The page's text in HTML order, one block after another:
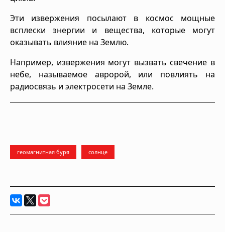
Эти извержения посылают в космос мощные
всплески энергии и вещества, которые могут
оказывать влияние на Землю.
Например, извержения могут вызвать свечение в
небе, называемое авророй, или повлиять на
радиосвязь и электросети на Земле.
геомагнитная буря солнце